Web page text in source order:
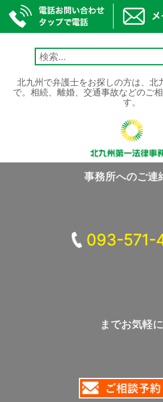
検
索:
北九州で弁護士をお探しの方は、北
で。相続、離婚、交通事故などのご
す。
事務所へのご連
093-571-
までお気軽に